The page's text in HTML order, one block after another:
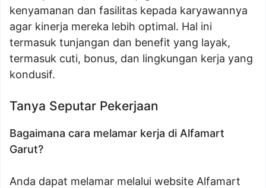
kenyamanan dan fasilitas kepada karyawannya
agar kinerja mereka lebih optimal. Hal ini
termasuk tunjangan dan benefit yang layak,
termasuk cuti, bonus, dan lingkungan kerja yang
kondusif.
Tanya Seputar Pekerjaan
Bagaimana cara melamar kerja di Alfamart
Garut?
Anda dapat melamar melalui website Alfamart